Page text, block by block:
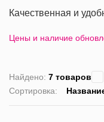
Качественная и
Цены и наличие
Найдено: 7 товаров
Сортировка: